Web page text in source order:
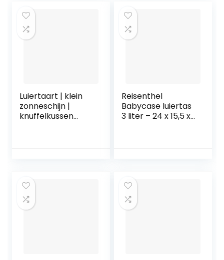
Luiertaart | klein
zonneschijn |
knuffelkussen
delig + wenskaart
Reisenthel
Babycase luiertas
3 liter – 24 x 15,5 x